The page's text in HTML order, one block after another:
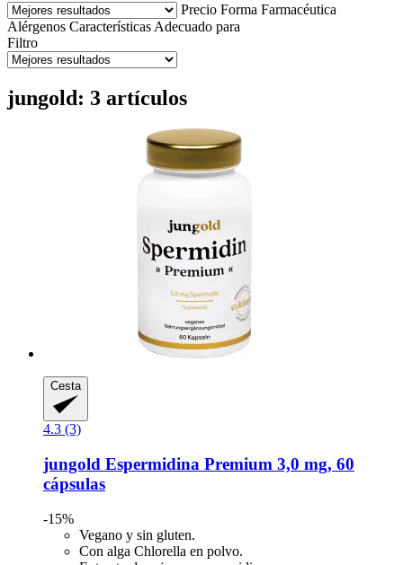
Precio Forma Farmacéutica
Alérgenos Características Adecuado para
Filtro
jungold: 3 artículos
Cesta
4.3 (3)
jungold Espermidina Premium 3,0 mg, 60
cápsulas
-15%
Vegano y sin gluten.
Con alga Chlorella en polvo.